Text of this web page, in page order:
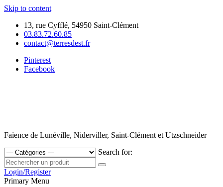
Skip to content
13, rue Cyfflé, 54950 Saint-Clément
03.83.72.60.85
contact@terresdest.fr
Pinterest
Facebook
Faïence de Lunéville, Niderviller, Saint-Clément et Utzschneider
Search for:
Login/Register
Primary Menu